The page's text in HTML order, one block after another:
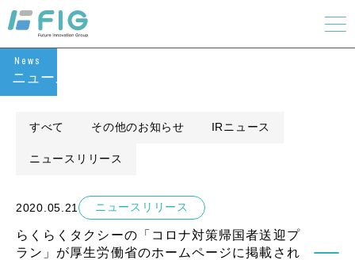
News
ニュース
すべて その他のお知らせ IRニュース
ニュースリリース
2020.05.21 ニュースリリース
らくらくタクシーの「コロナ対策帰国者送迎プ
ラン」が厚生労働省のホームページに掲載され